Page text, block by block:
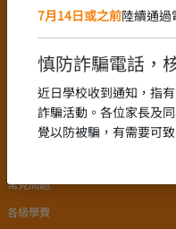
7月14日或之前陸續通過
慎防詐騙電話，
近日學校收到通知，指
詐騙活動。各位家長及
覺以防被騙，有需要可
English Language
數學科組
入學申請
常見問題
各級學費